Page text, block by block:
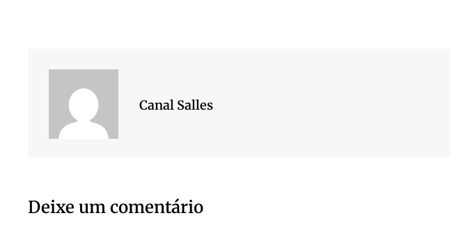
Canal Salles
Deixe um comentário